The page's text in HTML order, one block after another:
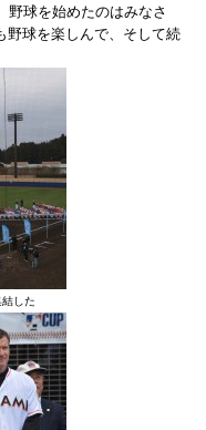
野球を始めたのはみなさ
野球を楽しんで、そして続
した